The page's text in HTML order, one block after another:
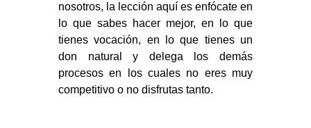
nosotros, la lección aquí es enfócate en
lo que sabes hacer mejor, en lo que
tienes vocación, en lo que tienes un
don natural y delega los demás
procesos en los cuales no eres muy
competitivo o no disfrutas tanto.